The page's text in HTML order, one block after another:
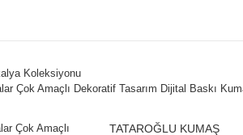
Koleksiyonu
Çok Amaçlı Dekoratif Tasarım Dijital Baskı
TATAROĞLU KUMAŞ